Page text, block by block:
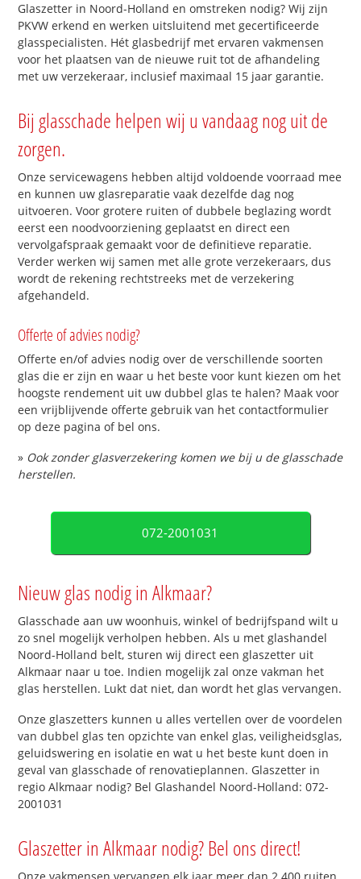
Glaszetter in Noord-Holland en omstreken nodig? Wij zijn
PKVW erkend en werken uitsluitend met gecertificeerde
glasspecialisten. Hét glasbedrijf met ervaren vakmensen
voor het plaatsen van de nieuwe ruit tot de afhandeling
met uw verzekeraar, inclusief maximaal 15 jaar garantie.
Bij glasschade helpen wij u vandaag nog uit de
zorgen.
Onze servicewagens hebben altijd voldoende voorraad mee
en kunnen uw glasreparatie vaak dezelfde dag nog
uitvoeren. Voor grotere ruiten of dubbele beglazing wordt
eerst een noodvoorziening geplaatst en direct een
vervolgafspraak gemaakt voor de definitieve reparatie.
Verder werken wij samen met alle grote verzekeraars, dus
wordt de rekening rechtstreeks met de verzekering
afgehandeld.
Offerte of advies nodig?
Offerte en/of advies nodig over de verschillende soorten
glas die er zijn en waar u het beste voor kunt kiezen om het
hoogste rendement uit uw dubbel glas te halen? Maak voor
een vrijblijvende offerte gebruik van het contactformulier
op deze pagina of bel ons.
» Ook zonder glasverzekering komen we bij u de glasschade
herstellen.
072-2001031
Nieuw glas nodig in Alkmaar?
Glasschade aan uw woonhuis, winkel of bedrijfspand wilt u
zo snel mogelijk verholpen hebben. Als u met glashandel
Noord-Holland belt, sturen wij direct een glaszetter uit
Alkmaar naar u toe. Indien mogelijk zal onze vakman het
glas herstellen. Lukt dat niet, dan wordt het glas vervangen.
Onze glaszetters kunnen u alles vertellen over de voordelen
van dubbel glas ten opzichte van enkel glas, veiligheidsglas,
geluidswering en isolatie en wat u het beste kunt doen in
geval van glasschade of renovatieplannen. Glaszetter in
regio Alkmaar nodig? Bel Glashandel Noord-Holland: 072-
2001031
Glaszetter in Alkmaar nodig? Bel ons direct!
Onze vakmensen vervangen elk jaar meer dan 2.400 ruiten.